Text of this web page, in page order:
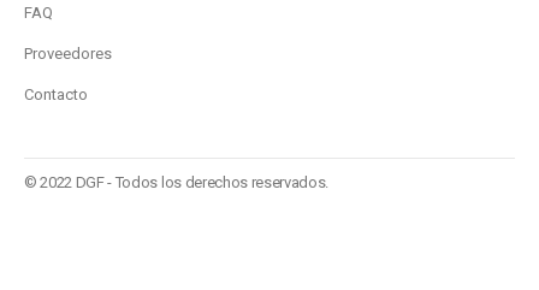
FAQ
Proveedores
Contacto
© 2022 DGF - Todos los derechos reservados.